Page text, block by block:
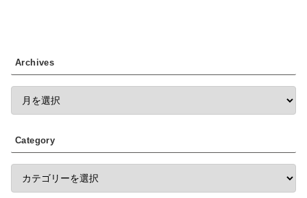
Archives
Category